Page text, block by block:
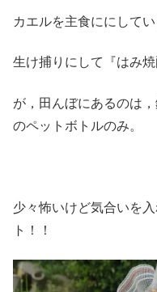
カエルを主食ににしてい
生け捕りにして『はみ
が，田んぼにあるのは
のペットボトルのみ。
少々怖いけど気合いを
ト！！